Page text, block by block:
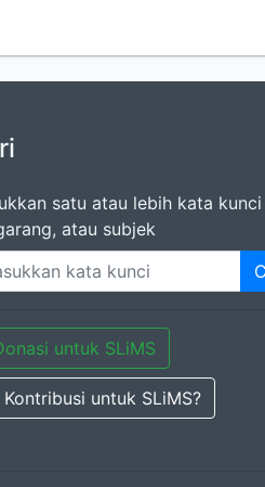
satu atau lebih kata
atau subjek
untuk SLiMS
Kontribusi untuk SLiMS?